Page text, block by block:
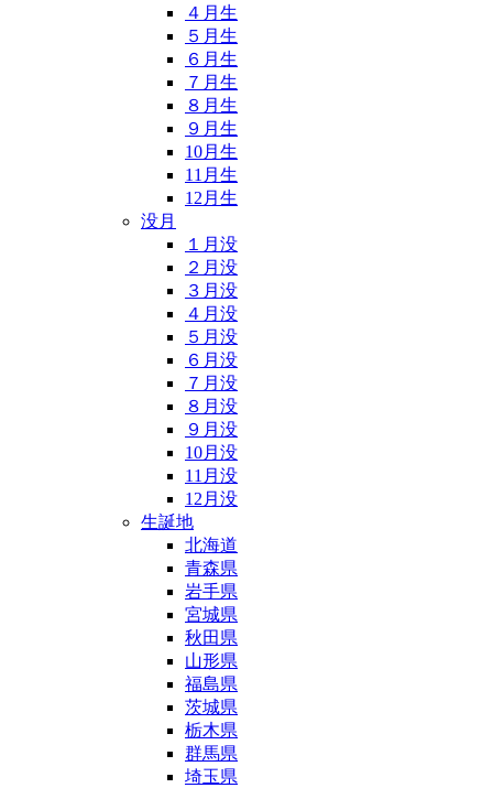
４月生
５月生
６月生
７月生
８月生
９月生
10月生
11月生
12月生
没月
１月没
２月没
３月没
４月没
５月没
６月没
７月没
８月没
９月没
10月没
11月没
12月没
生誕地
北海道
青森県
岩手県
宮城県
秋田県
山形県
福島県
茨城県
栃木県
群馬県
埼玉県